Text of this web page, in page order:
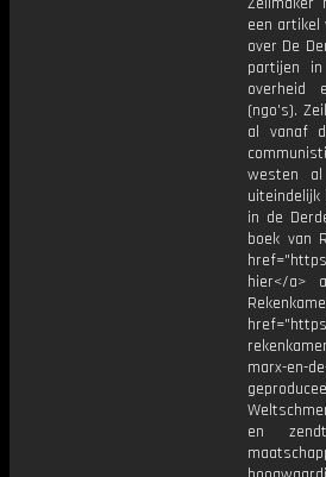
een artikel
over De
partijen
overheid
(ngo’s).
al vanaf
westen
in de
boek van
hier</a>
marx-en-
en